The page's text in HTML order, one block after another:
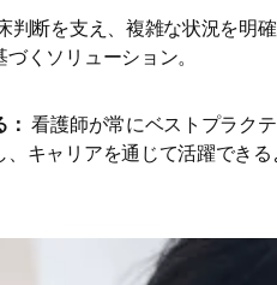
判断を支え、複雑な状況を明
くソリューション。
看護師が常にベストプラク
キャリアを通じて活躍できる